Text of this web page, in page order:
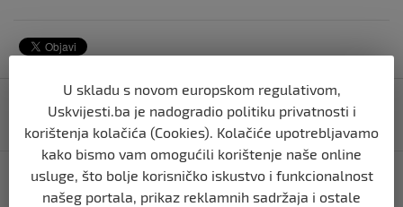
Navigacija
objava
Usvojena Lista reformi u BiH za provođenje Plana
rasta za Zapadni Balkan
Palestinska brigada Al Qassam ubila troje i ranila 11
izraelskih vojnika
U skladu s novom europskom regulativom,
Uskvijesti.ba je nadogradio politiku privatnosti i
korištenja kolačića (Cookies). Kolačiće upotrebljavamo
kako bismo vam omogućili korištenje naše online
usluge, što bolje korisničko iskustvo i funkcionalnost
našeg portala, prikaz reklamnih sadržaja i ostale